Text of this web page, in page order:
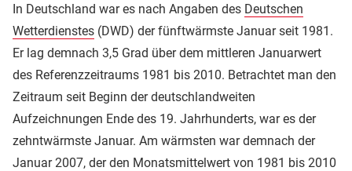
In Deutschland war es nach Angaben des Deutschen
Wetterdienstes (DWD) der fünftwärmste Januar seit 1981.
Er lag demnach 3,5 Grad über dem mittleren Januarwert
des Referenzzeitraums 1981 bis 2010. Betrachtet man den
Zeitraum seit Beginn der deutschlandweiten
Aufzeichnungen Ende des 19. Jahrhunderts, war es der
zehntwärmste Januar. Am wärmsten war demnach der
Januar 2007, der den Monatsmittelwert von 1981 bis 2010